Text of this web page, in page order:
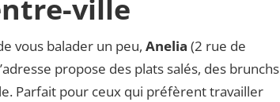
ville
vous balader un peu, Anelia (2 rue de
propose des plats salés, des brunchs
Parfait pour ceux qui préfèrent travailler